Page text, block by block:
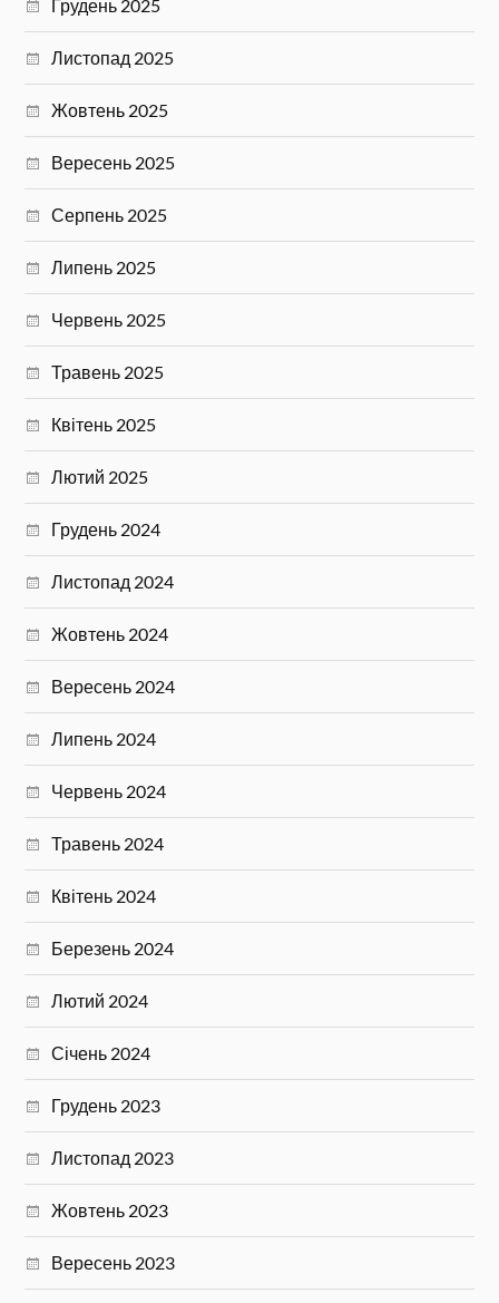
Грудень 2025
Листопад 2025
Жовтень 2025
Вересень 2025
Серпень 2025
Липень 2025
Червень 2025
Травень 2025
Квітень 2025
Лютий 2025
Грудень 2024
Листопад 2024
Жовтень 2024
Вересень 2024
Липень 2024
Червень 2024
Травень 2024
Квітень 2024
Березень 2024
Лютий 2024
Січень 2024
Грудень 2023
Листопад 2023
Жовтень 2023
Вересень 2023